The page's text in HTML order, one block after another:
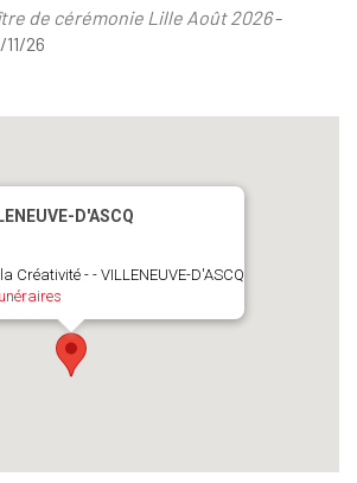
de cérémonie Lille Août 2026-
26
D'ASCQ
Créativité - - VILLENEUVE-D'ASCQ